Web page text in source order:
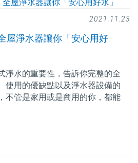
2021.11.23
屋淨水器讓你「安心用好
淨水的重要性，告訴你完整的全
使用的優缺點以及淨水器設備的
不管是家用或是商用的你，都能